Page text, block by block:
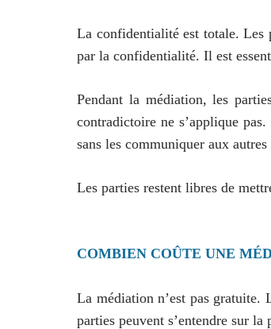
La confidentialité est totale. Les
par la confidentialité. Il est
Pendant la médiation, les
contradictoire ne s’applique
sans les communiquer aux
Les parties restent libres de
COMBIEN COÛTE UNE
La médiation n’est pas gratuite.
parties peuvent s’entendre sur la